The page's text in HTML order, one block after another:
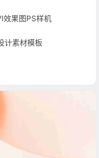
效果图PS样机
计素材模板